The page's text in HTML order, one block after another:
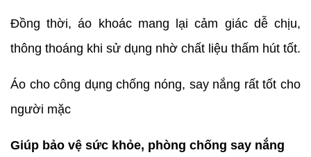
Đồng thời, áo khoác mang lại cảm giác dễ chịu,
thông thoáng khi sử dụng nhờ chất liệu thấm hút tốt.
Áo cho công dụng chống nóng, say nắng rất tốt cho
người mặc
Giúp bảo vệ sức khỏe, phòng chống say nắng